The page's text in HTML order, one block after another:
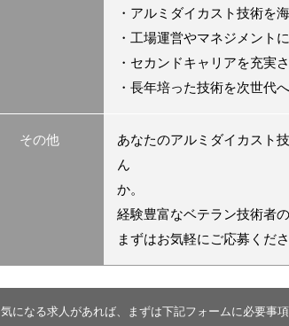
・アルミダイカスト技術を
・工場運営やマネジメント
・セカンドキャリアを充実
・長年培った技術を次世代
その他
あなたのアルミダイカスト
ん
か。
経験豊富なベテラン技術者
まずはお気軽にご応募くださ
気になる求人があれば、まずは下記フォームに必要事